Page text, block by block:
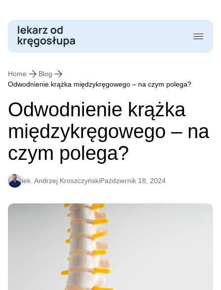
Skip
content
Home
Blog
Odwodnienie krążka międzykręgowego – na czym polega?
Odwodnienie krążka
międzykręgowego – na
czym polega?
lek. Andrzej KroszczyńskiPaździernik 18, 2024